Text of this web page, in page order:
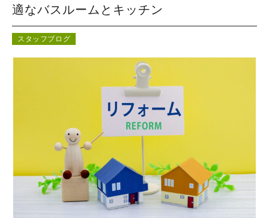
コンテンツ
適なバスルームとキッチン
スタッフブログ